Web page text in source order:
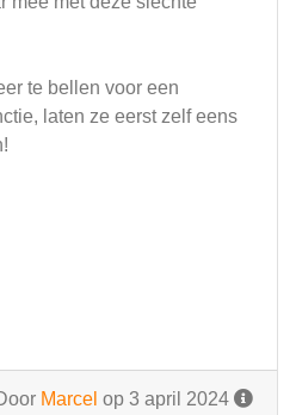
te bellen voor een
laten ze eerst zelf eens
Marcel op 3 april 2024